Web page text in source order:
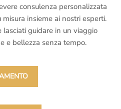
consulenza personalizzata
insieme ai nostri esperti.
guidare in un viaggio
e bellezza senza tempo.